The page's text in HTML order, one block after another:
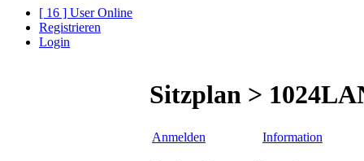
[ 16 ] User Online
Registrieren
Login
Sitzplan >
Anmelden Information